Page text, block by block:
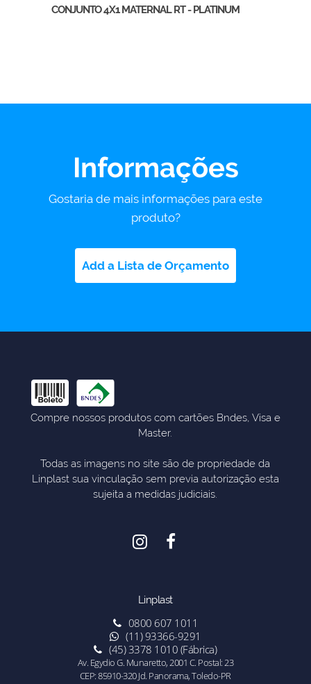
CONJUNTO 4X1 MATERNAL RT - PLATINUM
Informações
Gostaria de mais informações para este
produto?
Add a Lista de Orçamento
Compre nossos produtos com cartões Bndes, Visa e
Master.
Todas as imagens no site são de propriedade da
Linplast sua vinculação sem previa autorização esta
sujeita a medidas judiciais.
Linplast
0800 607 1011
(11) 93366-9291
(45) 3378 1010 (Fábrica)
Av. Egydio G. Munaretto, 2001 C. Postal: 23
CEP: 85910-320 Jd. Panorama, Toledo-PR